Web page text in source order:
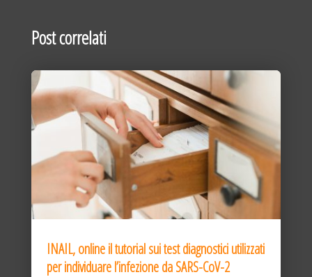
Post correlati
INAIL, online il tutorial sui test diagnostici utilizzati
per individuare l’infezione da SARS-CoV-2